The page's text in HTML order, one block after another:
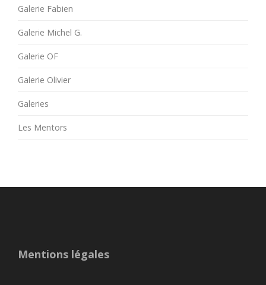
Galerie Fabien
Galerie Michel G.
Galerie OF
Galerie Olivier
Galeries
Les Mentors
Mentions légales